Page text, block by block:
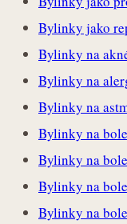
Bylinky jako
Bylinky na
Bylinky na
Bylinky na
Bylinky na
Bylinky na
Bylinky na
Bylinky na